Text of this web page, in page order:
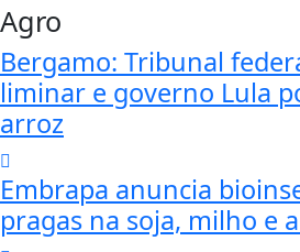
Agro
Bergamo: Tribunal
liminar e governo Lula
arroz
Embrapa anuncia
pragas na soja, milho e